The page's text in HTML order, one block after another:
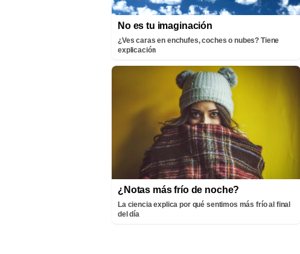
No es tu imaginación
¿Ves caras en enchufes, coches o nubes? Tiene
explicación
¿Notas más frío de noche?
La ciencia explica por qué sentimos más frío al final
del día